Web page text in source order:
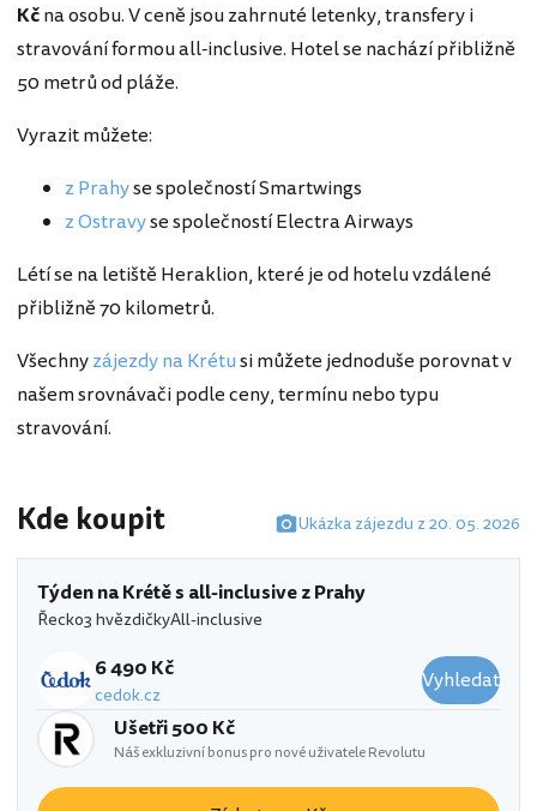
Kčna osobu. V ceně jsou zahrnuté letenky, transfery i
stravování formou all-inclusive. Hotel se nachází přibližně
50 metrů od pláže.
Vyrazit můžete:
z Prahyse společností Smartwings
z Ostravyse společností Electra Airways
Létí se na letiště Heraklion, které je od hotelu vzdálené
přibližně 70 kilometrů.
Všechnyzájezdy na Krétusi můžete jednoduše porovnat v
našem srovnávači podle ceny, termínu nebo typu
stravování.
Kde koupit Ukázka zájezdu z 20. 05. 2026
Týden na Krétě s all-inclusive z Prahy
Řecko3 hvězdičkyAll-inclusive
6 490 Kč
cedok.cz
Vyhledat
Ušetři 500 Kč
Náš exkluzivní bonus pro nové uživatele Revolutu